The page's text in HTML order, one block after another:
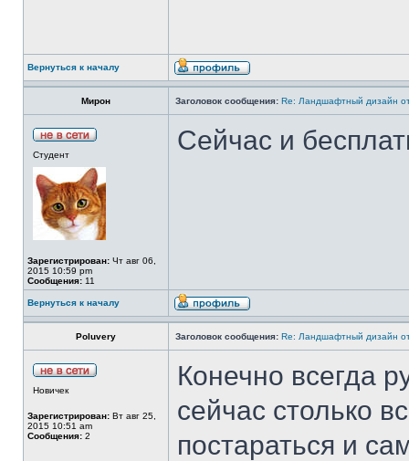
Вернуться к началу
Мирон Заголовок сообщения: Re: Ландшафтный дизайн
Студент
Зарегистрирован: Чт авг 06,
2015 10:59 pm
Сообщения: 11
Сейчас и
Вернуться к началу
Poluvery Заголовок сообщения: Re: Ландшафтный дизайн
Новичек
Зарегистрирован: Вт авг 25,
2015 10:51 am
Сообщения: 2
Конечно всегда
сейчас столько
постараться и